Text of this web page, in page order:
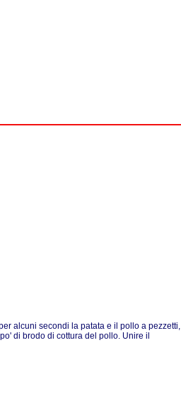
alcuni secondi la patata e il pollo a pezzetti,
di brodo di cottura del pollo. Unire il